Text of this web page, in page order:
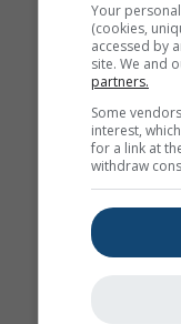
Your
(cookies,
accessed by
site. We and
partners.
Some
interest,
for a link at
withdraw